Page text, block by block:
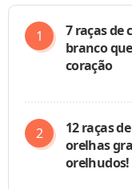
7 raças de
branco
coração
12 raças
orelhas
orelhudos!